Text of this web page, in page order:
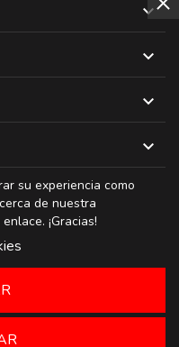




su experiencia como
de nuestra
. ¡Gracias!